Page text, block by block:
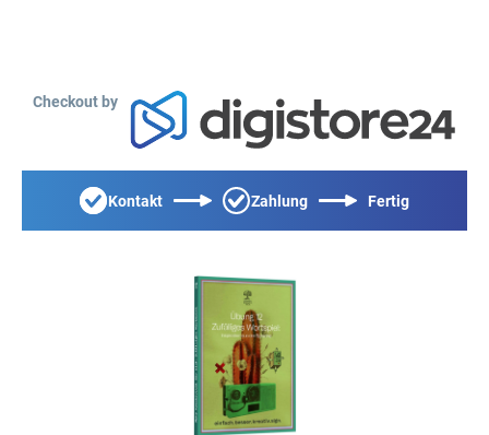
Checkout by
Kontakt Zahlung Fertig